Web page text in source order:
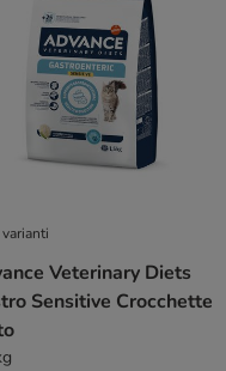
varianti
Veterinary Diets
Sensitive Crocchette